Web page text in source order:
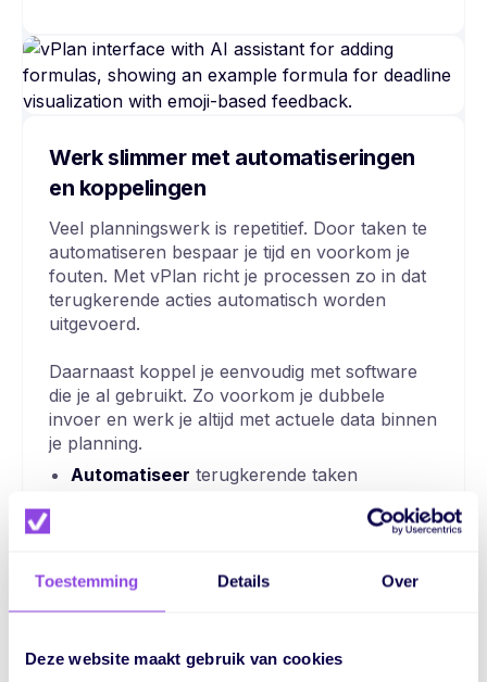
Toestemming Details Over
Deze website maakt gebruik van cookies
Werk slimmer met automatiseringen
en koppelingen
Veel planningswerk is repetitief. Door taken te
automatiseren bespaar je tijd en voorkom je
fouten. Met vPlan richt je processen zo in dat
terugkerende acties automatisch worden
uitgevoerd.
Daarnaast koppel je eenvoudig met software
die je al gebruikt. Zo voorkom je dubbele
invoer en werk je altijd met actuele data binnen
je planning.
Automatiseer terugkerende taken
handmatig werk en fouten